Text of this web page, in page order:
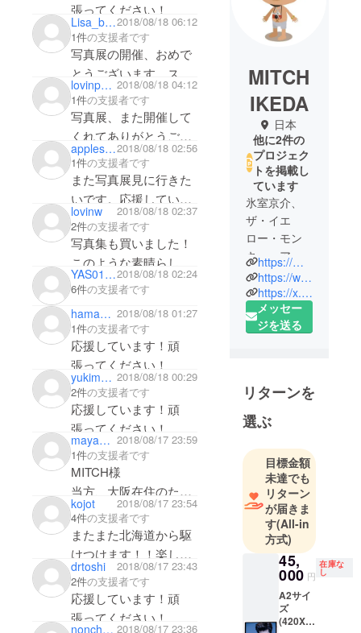
張ってください！
Lisa_bass2018/08/18 06:12
1件の支援者です
写真展の開催、おめで
とうございます。ステ
キなお写真を拝見でき
る機会を作っていただ
きありがとうございま
す。これからもステキ
な写真を撮り続けてく
ださい！ミッチさんの
お写真が大好きで
す！！！
lovinpeace 2018/08/18 04:12
1件の支援者です
写真展、また開催して
くれてありがとうござ
います。写真集も届く
の楽しみに待ってま
す！
applestar19662018/08/18 02:56
1件の支援者です
また写真展見に行きた
いです。応援していま
す！頑張ってくださ
い！
lovinw
2018/08/18 02:37
2件の支援者です
写真集も買いました！
このような素晴らしい
機会を作っていただい
す。お金はかなり無理
してるけど、こんな自
分でも少しでも役に立
てたら嬉しいです！こ
れからも応援してま
す。
YAS010302018/08/18 02:24
6件の支援者です
hamachikiyomi 2018/08/18 01:27
1件の支援者です
応援しています！頑
張ってください！
yukimom 2018/08/18 00:29
2件の支援者です
応援しています！頑
張ってください！
maya2016tym 2018/08/17 23:59
1件の支援者です
MITCH様
当方、大阪在住のため
東京の写真展には行け
ないかもしれないです
が、是非成功させてい
ただきたく今回参加い
たします。
機会があればまた大阪
でも開催していただけ
kojot
2018/08/17 23:54
4件の支援者です
またまた北海道から駆
けつけます！！楽しみ
にしています！！！
drtoshi
2018/08/17 23:43
2件の支援者です
応援しています！頑
張ってください！
nonchanmama 2018/08/17 23:36
MITCH
IKEDA
日本
他に2件の
プロジェク
トを掲載し
ています
氷室京介、
ザ・イエ
ロー・モン
キー、アジ
アン・カン
フー・ジェ
ネレーショ
ン、オアシ
リーチャー
ズ、ス
ウェード、
プライマ
ル・スク
リーム、ラ
ンシド、
コーンなど
日米英バン
ドと数々の
フォトコラ
ボレーショ
ンを行う。
https://mitchikeda.com/
https://www.instagram.com/mitch_ikeda/
https://x.com/mitch_ikeda
メッセー
ジを送る
リターンを
選ぶ
目標金額
未達でも
リターン
が届きま
す(All-in
方式)
45,
000 円
在庫な
し
A2サイ
ズ
(420X5